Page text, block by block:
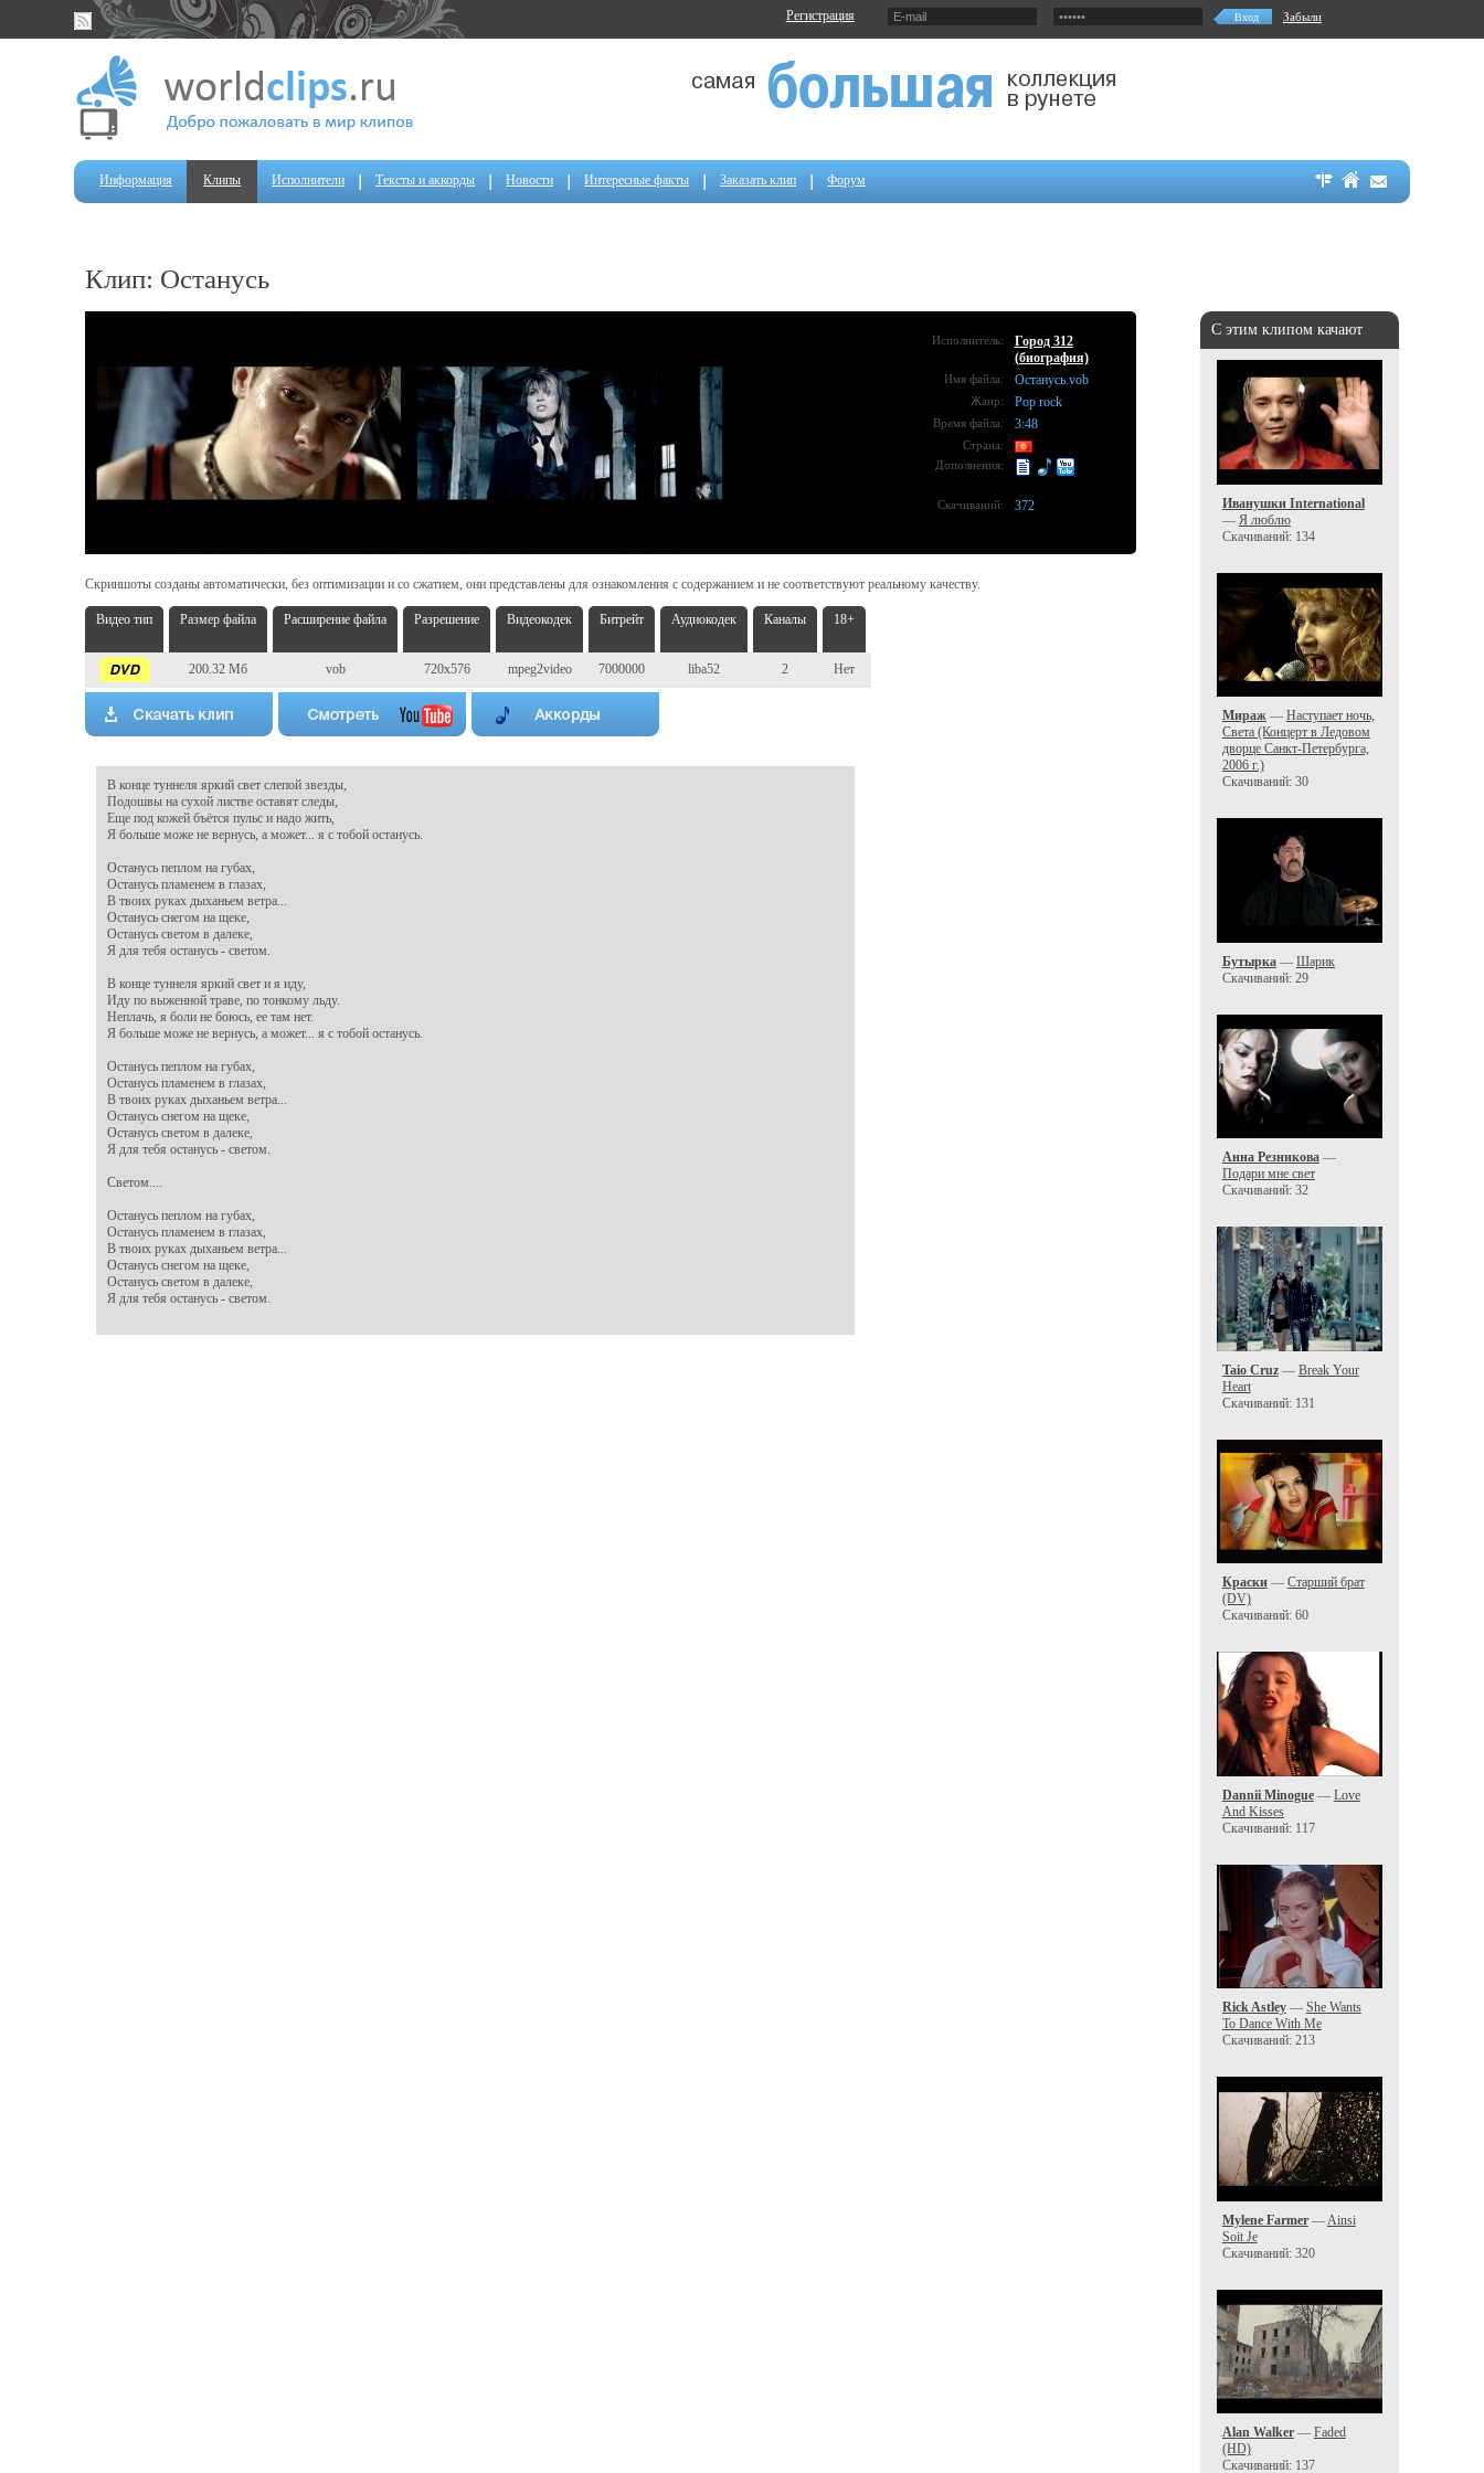
Регистрация Забыли
Информация Клипы Исполнители Тексты и аккорды Новости Интересные факты Заказать клип Форум
Клип: Останусь
С этим клипом качают
Иванушки International
— Я люблю
Скачиваний: 134
Мираж— Наступает ночь,
Света (Концерт в Ледовом
дворце Санкт-Петербурга,
2006 г.)
Скачиваний: 30
Бутырка— Шарик
Скачиваний: 29
Анна Резникова—
Подари мне свет
Скачиваний: 32
Taio Cruz— Break Your
Heart
Скачиваний: 131
Краски— Старший брат
(DV)
Скачиваний: 60
Dannii Minogue— Love
And Kisses
Скачиваний: 117
Rick Astley— She Wants
To Dance With Me
Скачиваний: 213
Mylene Farmer— Ainsi
Soit Je
Скачиваний: 320
Alan Walker— Faded
(HD)
Скачиваний: 137
Исполнитель:
Город 312
(биография)
Имя файла: Останусь.vob
Жанр: Pop rock
Время файла: 3:48
Страна:
Дополнения:
Скачиваний: 372
Скриншоты созданы автоматически, без оптимизации и со сжатием, они представлены для ознакомления с содержанием и не соответствуют реальному качеству.
Видео тип Размер файла Расширение файла Разрешение Видеокодек Битрейт Аудиокодек Каналы 18+
200.32 Мб vob 720x576 mpeg2video 7000000 liba52 2 Нет
В конце туннеля яркий свет слепой звезды,
Подошвы на сухой листве оставят следы,
Еще под кожей бъётся пульс и надо жить,
Я больше може не вернусь, а может... я с тобой останусь.
Останусь пеплом на губах,
Останусь пламенем в глазах,
В твоих руках дыханьем ветра...
Останусь снегом на щеке,
Останусь светом в далеке,
Я для тебя останусь - светом.
В конце туннеля яркий свет и я иду,
Иду по выженной траве, по тонкому льду.
Неплачь, я боли не боюсь, ее там нет.
Я больше може не вернусь, а может... я с тобой останусь.
Останусь пеплом на губах,
Останусь пламенем в глазах,
В твоих руках дыханьем ветра...
Останусь снегом на щеке,
Останусь светом в далеке,
Я для тебя останусь - светом.
Светом....
Останусь пеплом на губах,
Останусь пламенем в глазах,
В твоих руках дыханьем ветра...
Останусь снегом на щеке,
Останусь светом в далеке,